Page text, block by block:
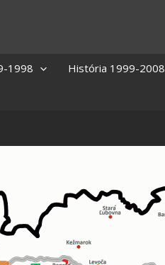
1998 História 1999-2008